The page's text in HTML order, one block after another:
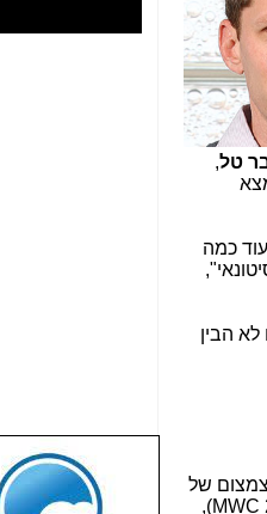
טל,
כמה
הבין
של
כמות האנטנות, מה שמגביר את הקרינה...): לכנס הסלולר הגדול, שיתקיים בתחילת מרץ 2015 בברצלונה (MWC 2015),
שבוע טוב לכל
הגולשים באשר
הם!!!